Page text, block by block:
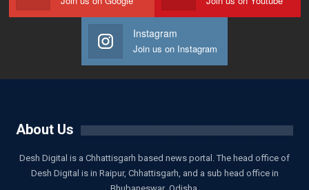
Instagram
Join us on Instagram
About Us
Desh Digital is a Chhattisgarh based news portal. The head office of
Desh Digital is in Raipur, Chhattisgarh, and a sub head office in